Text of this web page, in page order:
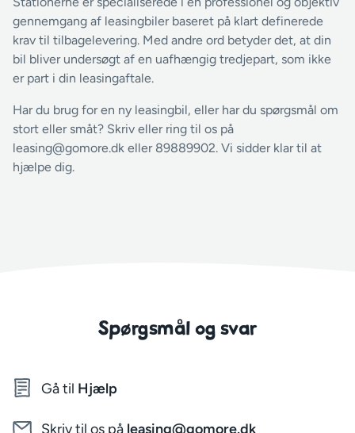
gennemgang af leasingbiler baseret på klart definerede
krav til tilbagelevering. Med andre ord betyder det, at din
bil bliver undersøgt af en uafhængig tredjepart, som ikke
er part i din leasingaftale.
Har du brug for en ny leasingbil, eller har du spørgsmål om
stort eller småt? Skriv eller ring til os på
leasing@gomore.dk eller 89889902. Vi sidder klar til at
hjælpe dig.
Spørgsmål og svar
Gå til Hjælp
Skriv til os på leasing@gomore.dk